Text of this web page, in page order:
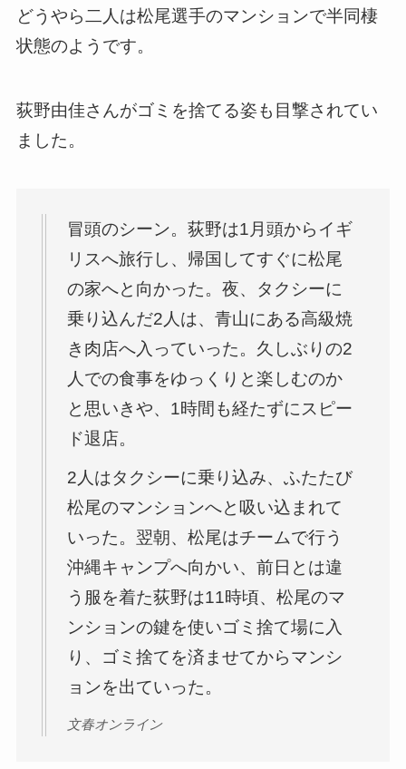
どうやら二人は松尾選手のマンションで半同棲
状態のようです。
荻野由佳さんがゴミを捨てる姿も目撃されてい
ました。
冒頭のシーン。荻野は1月頭からイギ
リスへ旅行し、帰国してすぐに松尾
の家へと向かった。夜、タクシーに
乗り込んだ2人は、青山にある高級焼
き肉店へ入っていった。久しぶりの2
人での食事をゆっくりと楽しむのか
と思いきや、1時間も経たずにスピー
ド退店。
2人はタクシーに乗り込み、ふたたび
松尾のマンションへと吸い込まれて
いった。翌朝、松尾はチームで行う
沖縄キャンプへ向かい、前日とは違
う服を着た荻野は11時頃、松尾のマ
ンションの鍵を使いゴミ捨て場に入
り、ゴミ捨てを済ませてからマンシ
ョンを出ていった。
文春オンライン